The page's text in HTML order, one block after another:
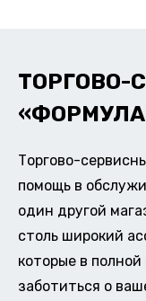
ТОРГОВО-
Торгово-
помощь в
один другой
столь широкий
которые в
заботиться о